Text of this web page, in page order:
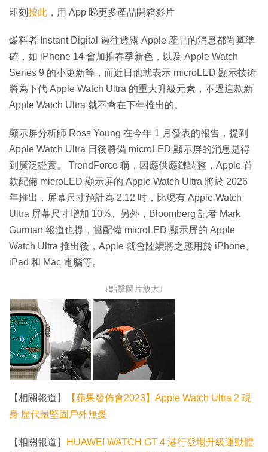
片
即刻 按此 ，用 App 睇更多產品開箱影片
爆料者 Instant Digital 過往透露 Apple 產品的消息都尚算準
確，如 iPhone 14 會加推春季新色，以及 Apple Watch
Series 9 的小更新等，而近日他就表示 microLED 顯示技術
將為下代 Apple Watch Ultra 的重大升級元素，不過這款新
Apple Watch Ultra 就不會在下年推出的。
顯示屏分析師 Ross Young 在今年 1 月發表的報告，提到
Apple Watch Ultra 日後將備 microLED 顯示屏的消息是得
到廣泛證實。 TrendForce 稱，因應供應鏈調整，Apple 首
款配備 microLED 顯示屏的 Apple Watch Ultra 將於 2026
年推出，屏幕尺寸預計為 2.12 吋，比現有 Apple Watch
Ultra 屏幕尺寸增加 10%。另外，Bloomberg 記者 Mark
Gurman 報道也提，當配備 microLED 顯示屏的 Apple
Watch Ultra 推出後，Apple 就會陸續將之應用於 iPhone、
iPad 和 Mac 電腦等。
↓點擊圖片放大↓
【相關報道】
【蘋果發佈會2023】Apple Watch Ultra 2 現
身 歷代最堅固戶外無憂
【相關報道】
HUAWEI WATCH GT 4 港行登場升級運動體